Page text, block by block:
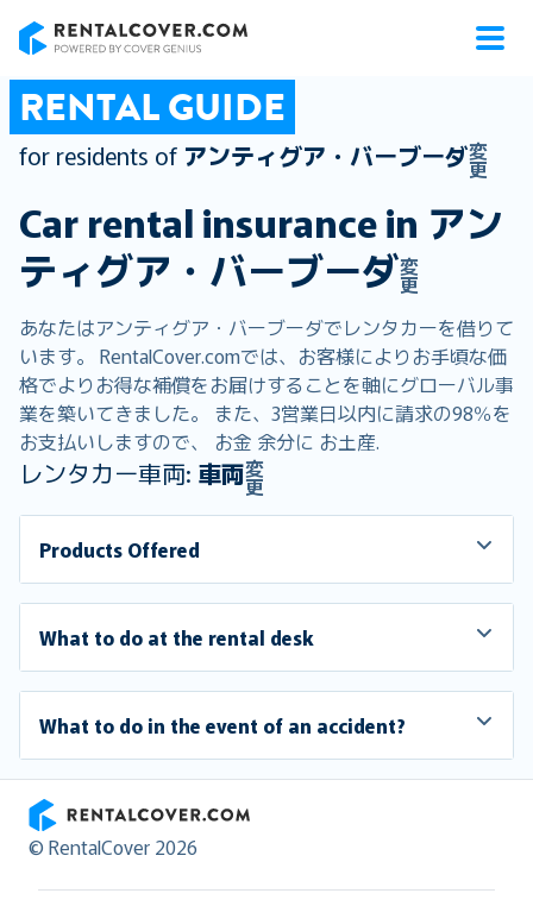
RENTAL GUIDE
for residents of アンティグア・バーブーダ変
更
Car rental insurance in アン
ティグア・バーブーダ変
更
あなたはアンティグア・バーブーダでレンタカーを借りて
います。 RentalCover.comでは、お客様によりお手頃な価
格でよりお得な補償をお届けすることを軸にグローバル事
業を築いてきました。 また、3営業日以内に請求の98％を
お支払いしますので、 お金 余分に お土産.
レンタカー車両: 車両変
更
Products Offered
What to do at the rental desk
What to do in the event of an accident?
RentalCover
© RentalCover 2026